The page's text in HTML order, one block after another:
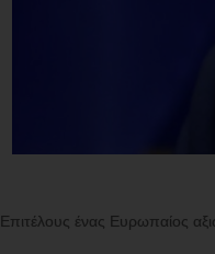
Επιτέλους ένας Ευρωπαίος